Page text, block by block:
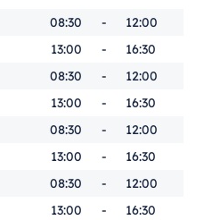
08:30 -
12:00
13:00
-
16:30
08:30 -
12:00
13:00
-
16:30
08:30 -
12:00
13:00
-
16:30
08:30 -
12:00
13:00
-
16:30